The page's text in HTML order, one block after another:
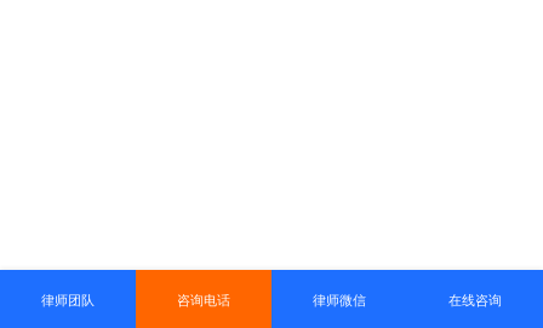
律师团队 咨询电话 律师微信 在线咨询